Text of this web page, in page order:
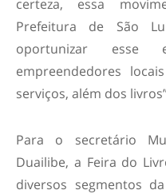
certeza, essa
Prefeitura de São
oportunizar
empreendedores
serviços, além dos
Para o secretário
Duailibe, a Feira do
diversos segmentos